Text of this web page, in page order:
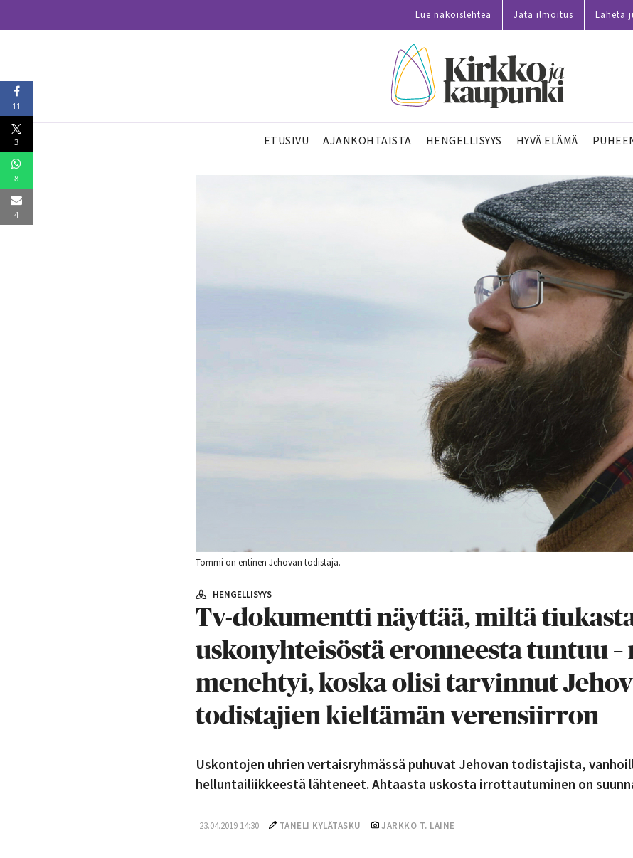
Lue näköislehteä Jätä ilmoitus Lähetä
ETUSIVU AJANKOHTAISTA HENGELLISYYS HYVÄ ELÄMÄ
Tommi on entinen Jehovan todistaja.
HENGELLISYYS
Tv-dokumentti näyttää, miltä
uskonyhteisöstä eronneesta tuntuu –
menehtyi, koska olisi tarvinnut
todistajien kieltämän verensiirron
Uskontojen uhrien vertaisryhmässä puhuvat Jehovan todistajista,
helluntailiikkeestä lähteneet. Ahtaasta uskosta irrottautuminen on
23.04.2019 14:30 TANELI KYLÄTASKU JARKKO T. LAINE
11
3
8
4